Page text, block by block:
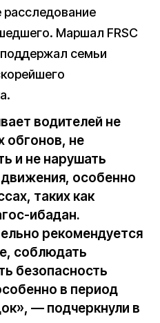
Маршал FRSC
семьи
водителей не
обгонов, не
и не нарушать
особенно
таких как
ибадан.
рекомендуется
соблюдать
безопасность
в период
— подчеркнули в